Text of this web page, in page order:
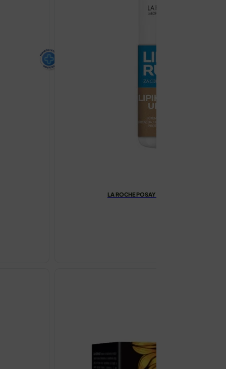
LA ROCHE POSAY LIPIKAR LAIT UREA 10%